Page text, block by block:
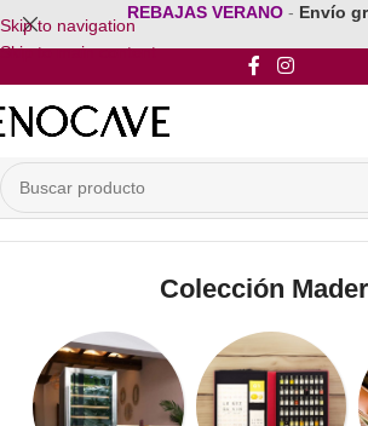
Skip to navigation
Skip to main content
REBAJAS VERANO - Envío
Inicio/Mobiliario para vinos/Muebles para Vinos/
Colección